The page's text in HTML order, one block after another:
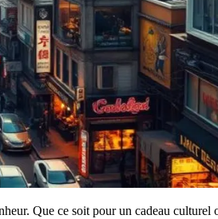
Que ce soit pour un cadeau culturel